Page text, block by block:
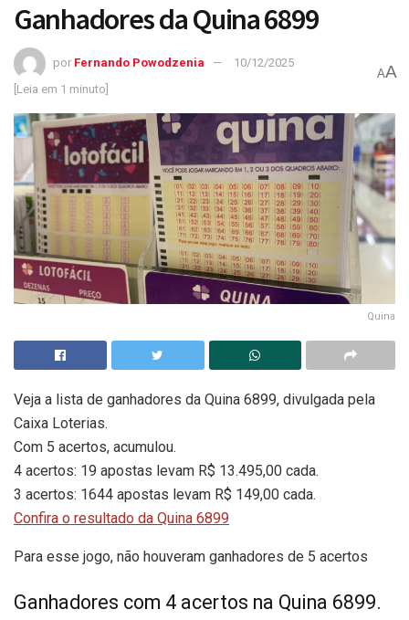
Ganhadores da Quina 6899
por Fernando Powodzenia
10/12/2025
[Leia em 1 minuto]
AA
Quina
Veja a lista de ganhadores da Quina 6899, divulgada pela
Caixa Loterias.
Com 5 acertos, acumulou.
4 acertos: 19 apostas levam R$ 13.495,00 cada.
3 acertos: 1644 apostas levam R$ 149,00 cada.
Confira o resultado da Quina 6899
Para esse jogo, não houveram ganhadores de 5 acertos
Ganhadores com 4 acertos na Quina 6899.